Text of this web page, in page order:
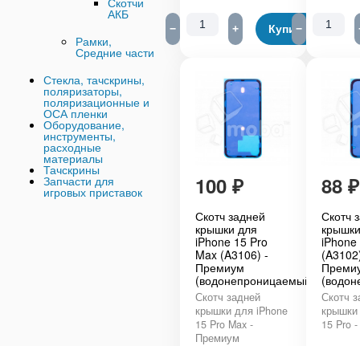
АКБ
Рамки,
Средние части
Стекла, тачскрины,
поляризаторы,
поляризационные и
ОСА пленки
Оборудование,
инструменты,
расходные
материалы
Тачскрины
Запчасти для
игровых приставок
− + Купить
−
100 ₽
Скотч задней
крышки для
iPhone 15 Pro
Max (A3106) -
Премиум
(водонепроницаемый)
Скотч задней
крышки для iPhone
15 Pro Max -
Премиум
88 ₽
Скотч
Скотч
15 Pro